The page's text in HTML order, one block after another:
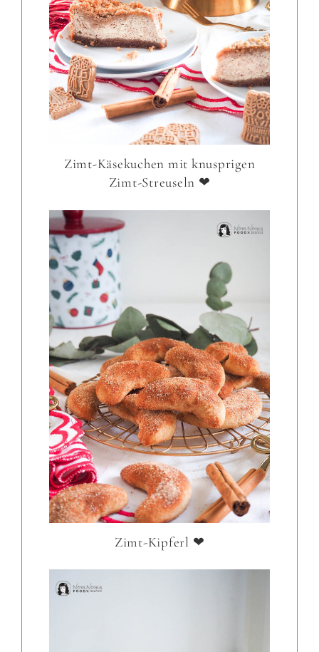
Zimt-Käsekuchen mit knusprigen
Zimt-Streuseln ❤
Zimt-Kipferl ❤